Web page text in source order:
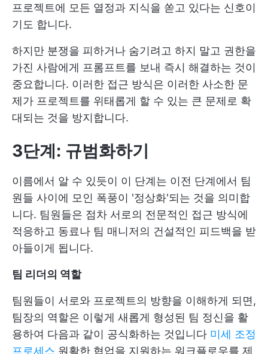
프로젝트에 모든 열정과 지식을 쏟고 있다는 신호이
기도 합니다.
하지만 분쟁을 피하거나 숨기려고 하지 말고 권한을
가진 사람에게 프롬프트를 보내 즉시 해결하는 것이
중요합니다. 이러한 접근 방식은 이러한 사소한 문
제가 프로젝트를 위태롭게 할 수 있는 큰 문제로 확
대되는 것을 방지합니다.
3단계: 규범화하기
이름에서 알 수 있듯이 이 단계는 이전 단계에서 팀
원들 사이에 모인 폭풍이 '정상화'되는 것을 의미합
니다. 팀원들은 점차 서로의 전문적인 접근 방식에
적응하고 동료나 팀 매니저의 건설적인 피드백을 받
아들이게 됩니다.
팀 리더의 역할
팀원들이 서로와 프로젝트의 방향을 이해하게 되면,
팀장의 역할은 이렇게 새롭게 형성된 팀 정신을 활
용하여 다음과 같이 공식화하는 것입니다 미세 조정
프로세스 원활한 협업을 지원하는 워크플로우를 제